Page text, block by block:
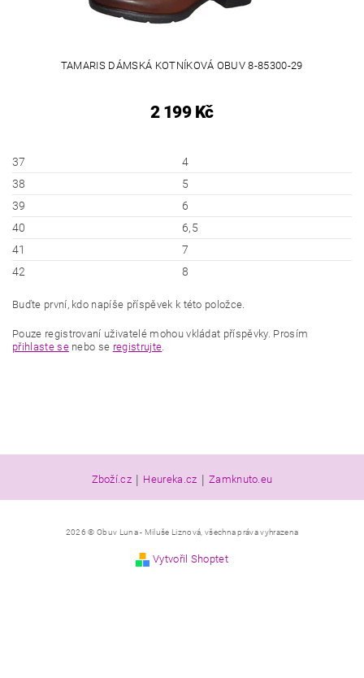
TAMARIS DÁMSKÁ KOTNÍKOVÁ OBUV 8-85300-29
2 199 Kč
37
4
38
5
39
6
40
6,5
41
7
42
8
Buďte první, kdo napíše příspěvek k této položce.
Pouze registrovaní uživatelé mohou vkládat příspěvky. Prosím
přihlaste senebo se registrujte.
Zboží.cz Heureka.cz Zamknuto.eu
2026 © Obuv Luna - Miluše Liznová, všechna práva vyhrazena
Vytvořil Shoptet